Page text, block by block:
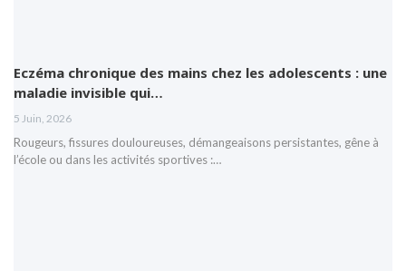
Eczéma chronique des mains chez les adolescents : une
maladie invisible qui…
5 Juin, 2026
Rougeurs, fissures douloureuses, démangeaisons persistantes, gêne à
l’école ou dans les activités sportives :…